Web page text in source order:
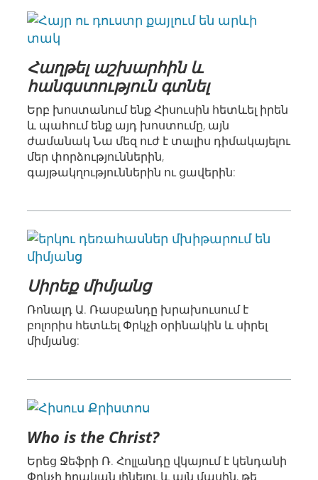
Հաղթել աշխարհին և
հանգստություն գտնել
Երբ խոստանում ենք Հիսուսին հետևել իրեն
և պահում ենք այդ խոստումը, այն
ժամանակ Նա մեզ ուժ է տալիս դիմակայելու
մեր փորձություններին,
գայթակղություններին ու ցավերին:
Սիրեք միմյանց
Ռոնալդ Ա. Ռասբանդը խրախուսում է
բոլորիս հետևել Փրկչի օրինակին և սիրել
միմյանց:
Who is the Christ?
Երեց Ջեֆրի Ռ. Հոլլանդը վկայում է կենդանի
Փրկչի իրական լինելու և այն մասին, թե